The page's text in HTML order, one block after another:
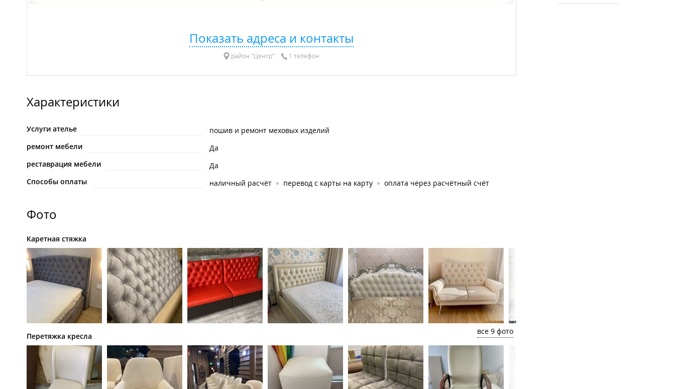
Показать адреса и контакты
район "Центр" 1 телефон
Характеристики
Услуги ателье
пошив и ремонт меховых изделий
ремонт мебели
Да
реставрация мебели
Да
Способы оплаты
наличный расчёт перевод с карты на карту оплата через расчётный счёт
Фото
Каретная стяжка
все 9 фото
Перетяжка кресла